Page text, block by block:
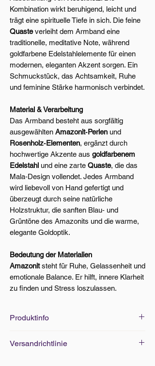
Kombination wirkt beruhigend, leicht und
trägt eine spirituelle Tiefe in sich. Die feine
Quasteverleiht dem Armband eine
traditionelle, meditative Note, während
goldfarbene Edelstahlelemente für einen
modernen, eleganten Akzent sorgen. Ein
Schmuckstück, das Achtsamkeit, Ruhe
und feminine Stärke harmonisch verbindet.
Material & Verarbeitung
Das Armband besteht aus sorgfältig
ausgewählten Amazonit‑Perlen und
Rosenholz‑Elementen, ergänzt durch
hochwertige Akzente aus goldfarbenem
Edelstahl und eine zarte Quaste, die das
Mala‑Design vollendet. Jedes Armband
wird liebevoll von Hand gefertigt und
überzeugt durch seine natürliche
Holzstruktur, die sanften Blau‑ und
Grüntöne des Amazonits und die warme,
elegante Goldoptik.
Bedeutung der Materialien
Amazonitsteht für Ruhe, Gelassenheit und
emotionale Balance. Er hilft, innere Klarheit
zu finden und Stress loszulassen.
Produktinfo
Armbänder Standard-Grösse: 18cm
Versandrichtlinie